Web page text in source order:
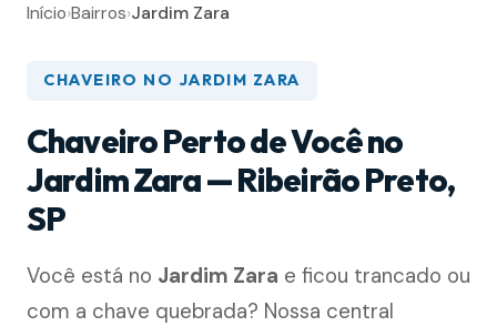
Início›Bairros›Jardim Zara
CHAVEIRO NO JARDIM ZARA
Chaveiro Perto de Você no
Jardim Zara — Ribeirão Preto,
SP
Você está no Jardim Zara e ficou trancado ou
com a chave quebrada? Nossa central